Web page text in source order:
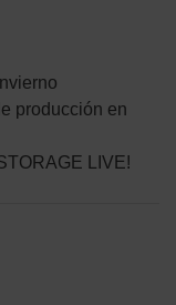
producción en
LIVE!